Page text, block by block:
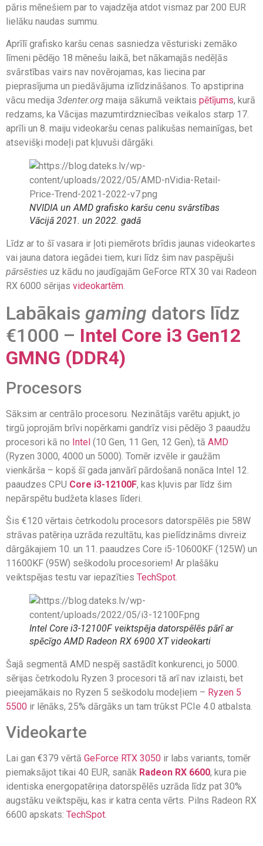
pāris mēnešiem par to vajadzēja atdot vismaz par 200 EUR
lielāku naudas summu.
Aprīlī grafisko karšu cenas sasniedza vēsturiski zemāko
līmeni pēdējo 18 mēnešu laikā, bet nākamajās nedēļās
svārstības vairs nav novērojamas, kas liecina par
pieprasījuma un piedāvājuma izlīdzināšanos. To apstiprina
vācu medija 3denter.org maija sākumā veiktais pētījums, kurā
redzams, ka Vācijas mazumtirdzniecības veikalos starp 17.
aprīli un 8. maiju videokaršu cenas palikušas nemainīgas, bet
atsevišķi modeļi pat kļuvuši dārgāki.
NVIDIA un AMD grafisko karšu cenu svārstības
Vācijā 2021. un 2022. gadā
Līdz ar to šī vasara ir ļoti piemērots brīdis jaunas videokartes
vai jauna datora iegādei tiem, kuri līdz šim nav paspējuši
pārsēsties uz kādu no jaudīgajām GeForce RTX 30 vai Radeon
RX 6000 sērijas videokartēm.
Labākais gaming dators līdz
€1000 – Intel Core i3 Gen12
GMNG (DDR4)
Procesors
Sāksim ar centrālo procesoru. Nezinātājs varētu apjukt, jo
tirgū joprojām brīvi nopērkami gandrīz visi pēdējo 3 paaudžu
procesori kā no Intel (10 Gen, 11 Gen, 12 Gen), tā AMD
(Ryzen 3000, 4000 un 5000). Tomēr izvēle ir gaužām
vienkārša – kopš šī gada janvārī pārdošanā nonāca Intel 12.
paaudzes CPU Core i3-12100F, kas kļuvis par līdz šim
nepārspētu budžeta klases līderi.
Šis €120 vērtais četrkodolu procesors datorspēlēs pie 58W
strāvas patēriņa uzrāda rezultātu, kas pielīdzināms divreiz
dārgākajiem 10. un 11. paaudzes Core i5-10600KF (125W) un
11600KF (95W) seškodolu procesoriem! Ar plašāku
veiktspējas testu var iepazīties TechSpot.
Intel Core i3-12100F veiktspēja datorspēlēs pārī ar
spēcīgo AMD Radeon RX 6900 XT videokarti
Šajā segmentā AMD nespēj sastādīt konkurenci, jo 5000.
sērijas četrkodolu Ryzen 3 procesori tā arī nav izlaisti, bet
pieejamākais no Ryzen 5 seškodolu modeļiem – Ryzen 5
5500 ir lēnāks, 25% dārgāks un tam trūkst PCIe 4.0 atbalsta.
Videokarte
Lai gan €379 vērtā GeForce RTX 3050 ir labs variants, tomēr
piemaksājot tikai 40 EUR, sanāk Radeon RX 6600, kura pie
identiska energopatēriņa datorspēlēs uzrāda līdz pat 30%
augstāku veiktspēju, kas ir katra centa vērts. Pilns Radeon RX
6600 apskats: TechSpot